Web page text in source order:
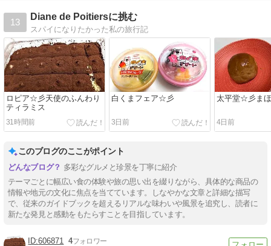
13
Diane de Poitiersに挑む
スパイになりたかった私の旅行記
ロピア☆彡天使のふんわり
ティラミス
31時間前
白くまフェア☆彡
3日前
太平堂☆彡ま
4日前
このブログのここがポイント
多彩なグルメと珍景を丁寧に紹介
テーマごとに幅広い食の体験や旅の思い出を綴りながら、具体的な商品の
情報や地元の文化に焦点を当てています。しなやかな文章と詳細な描写
で、従来のガイドブックを超えるリアルな味わいや風景を追究し、読者に
新たな発見と感動をもたらすことを目指しています。
606871 4